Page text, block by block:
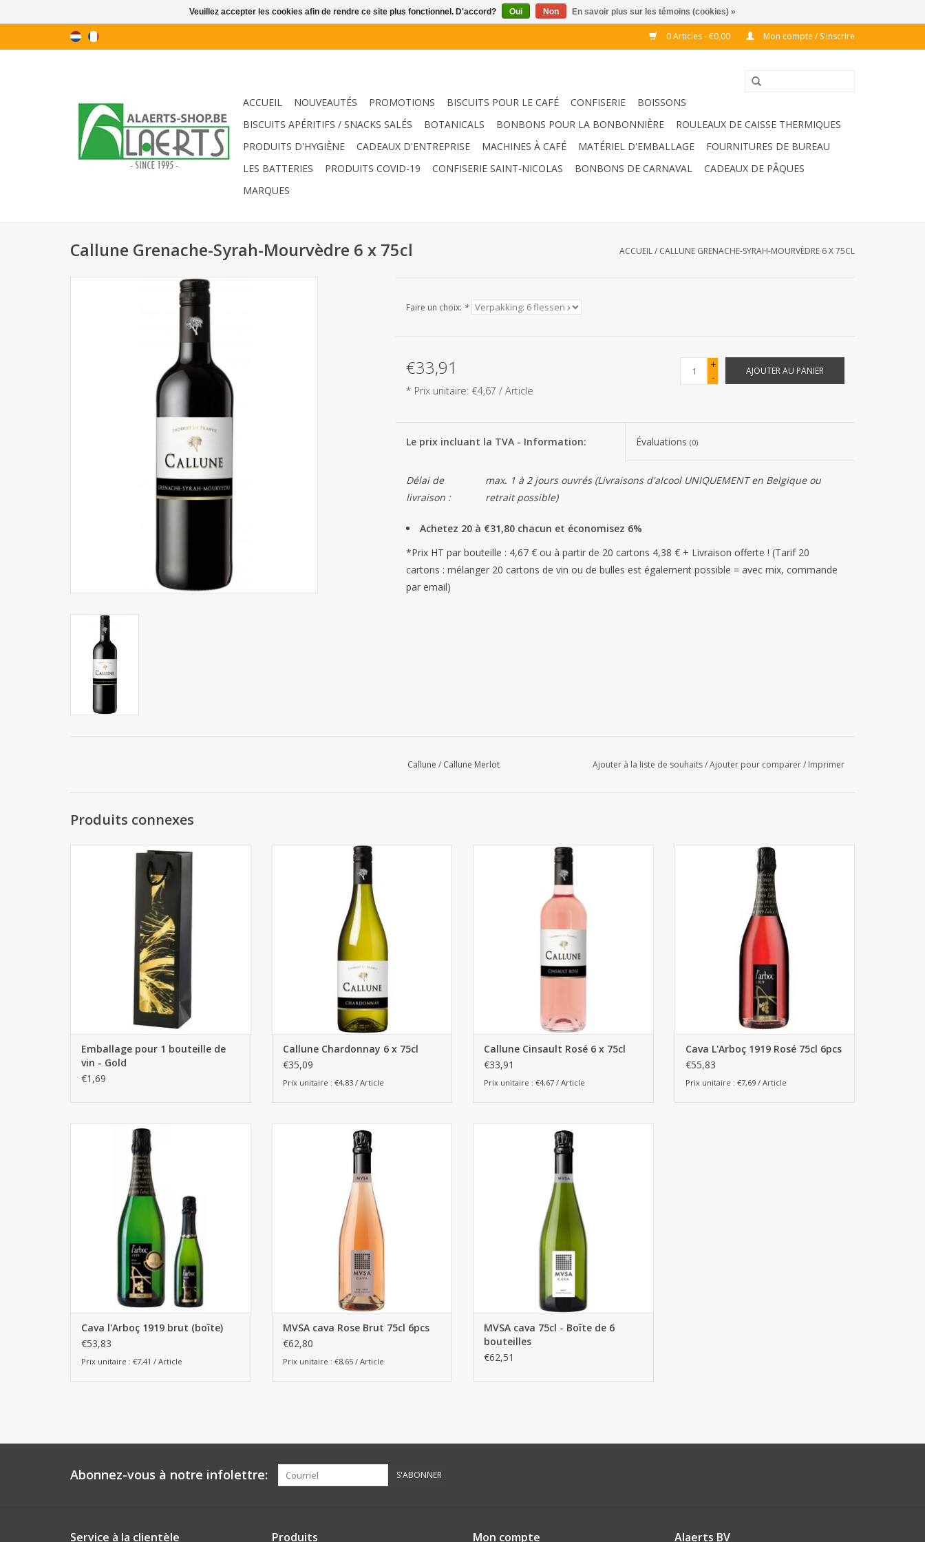
0 Articles - €0,00 Mon compte / S'inscrire
ACCUEIL NOUVEAUTÉS PROMOTIONS BISCUITS POUR LE CAFÉ CONFISERIE
BOISSONS
BISCUITS APÉRITIFS / SNACKS SALÉS
BOTANICALS BONBONS POUR LA BONBONNIÈRE
ROULEAUX DE CAISSE THERMIQUES
PRODUITS D'HYGIÈNE
CADEAUX D'ENTREPRISE MACHINES À CAFÉ MATÉRIEL D'EMBALLAGE
FOURNITURES DE BUREAU
LES BATTERIES
PRODUITS COVID-19 CONFISERIE SAINT-NICOLAS BONBONS DE CARNAVAL
CADEAUX DE PÂQUES
MARQUES
Callune Grenache-Syrah-Mourvèdre 6 x 75cl ACCUEIL/ CALLUNE GRENACHE-SYRAH-MOURVÈDRE 6 X 75CL
Faire un choix: *
€33,91
* Prix unitaire: €4,67 / Article
+
-
AJOUTER AU PANIER
Le prix incluant la TVA - Information: Évaluations(0)
Délai de
livraison :
max. 1 à 2 jours ouvrés (Livraisons d'alcool UNIQUEMENT en Belgique ou
retrait possible)
Achetez 20 à €31,80 chacun et économisez 6%
*Prix HT par bouteille : 4,67 € ou à partir de 20 cartons 4,38 € + Livraison offerte ! (Tarif 20
cartons : mélanger 20 cartons de vin ou de bulles est également possible = avec mix, commande
par email)
Callune / Callune Merlot Ajouter à la liste de souhaits/Ajouter pour comparer/ Imprimer
Produits connexes
Emballage pour 1 bouteille de vin - Gold
AJOUTER AU PANIER
Emballage pour 1 bouteille de
vin - Gold
€1,69
Callune Chardonnay 6 x 75cl
AJOUTER AU PANIER
Callune Chardonnay 6 x 75cl
€35,09
Prix unitaire : €4,83 / Article
Callune Cinsault Rosé 6 x 75cl
AJOUTER AU PANIER
Callune Cinsault Rosé 6 x 75cl
€33,91
Prix unitaire : €4,67 / Article
Cava L'Arboç 1919 Rosé 75cl 6pcs
AJOUTER AU PANIER
Cava L'Arboç 1919 Rosé 75cl 6pcs
€55,83
Prix unitaire : €7,69 / Article
Cava l'Arboç 1919 brut (boîte)
AJOUTER AU PANIER
Cava l'Arboç 1919 brut (boîte)
€53,83
Prix unitaire : €7,41 / Article
MVSA cava Rose Brut 75cl 6pcs
AJOUTER AU PANIER
MVSA cava Rose Brut 75cl 6pcs
€62,80
Prix unitaire : €8,65 / Article
MVSA cava 75cl - Boîte de 6 bouteilles
AJOUTER AU PANIER
MVSA cava 75cl - Boîte de 6
bouteilles
€62,51
Abonnez-vous à notre infolettre: S'ABONNER
Service à la clientèle Produits Mon compte Alaerts BV
Veuillez accepter les cookies afin de rendre ce site plus fonctionnel. D'accord? Oui Non En savoir plus sur les témoins (cookies) »